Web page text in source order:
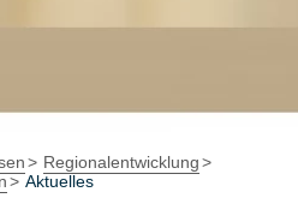
Blog Karte
Regionalentwicklung
Aktuelles